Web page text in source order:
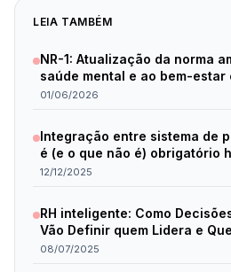
LEIA TAMBÉM
NR-1: Atualização da norma
saúde mental e ao bem-
01/06/2026
Integração entre sistema de
é (e o que não é) obrigatório
12/12/2025
RH inteligente: Como
Vão Definir quem Lidera e
Trás em 2025
08/07/2025